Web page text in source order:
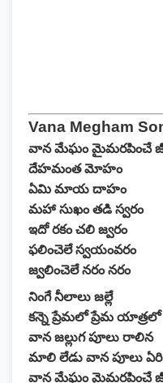
Vana Megham
వాన మేఘం మైమరపించే
దేహమంత మోహం
ఏమి మాయ దాహం
మహా సుఖం తడి స్వరం
ఇదో రకం చలి జ్వరం
ఫలించెలే స్వయంవరం
జ్వలించెలే నరం నరం
నింగే నీలాలు జల్లే
కన్నె ప్రేమలో ప్రేమ యాత్రలో
వాన జల్లుగ పూలు రాలిన
మాలి లేడు వాన పూలు
వాన మేఘం మైమరపించే